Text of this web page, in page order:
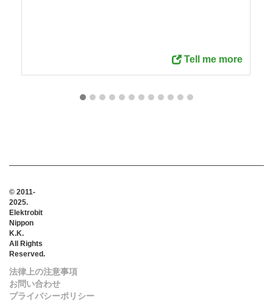
Tell me more
© 2011-
2025.
Elektrobit
Nippon
K.K.
All Rights
Reserved.
法律上の注意事項
お問い合わせ
プライバシーポリシー